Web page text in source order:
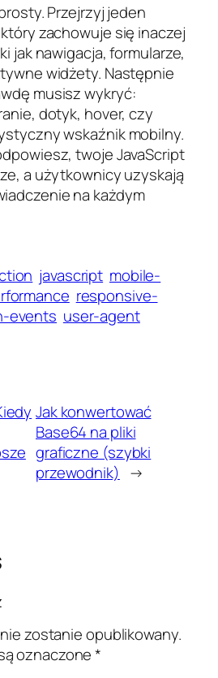
Przejrzyj jeden
zachowuje się inaczej
jak nawigacja, formularze,
widżety. Następnie
musisz wykryć:
dotyk, hover, czy
wskaźnik mobilny.
twoje JavaScript
a użytkownicy uzyskają
na każdym
javascript mobile-
responsive-
events user-agent
Jak konwertować
Base64 na pliki
graficzne (szybki
przewodnik) →
zostanie opublikowany.
oznaczone*